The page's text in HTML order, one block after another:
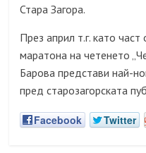
Стара Загора.
През април т.г. като
маратона на четенето
Барова представи най-
пред старозагорската
Facebook Twitter